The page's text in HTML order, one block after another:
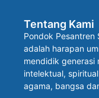
Tentang Kami
Pondok Pesantren
adalah harapan
mendidik generasi
intelektual,
agama, bangsa